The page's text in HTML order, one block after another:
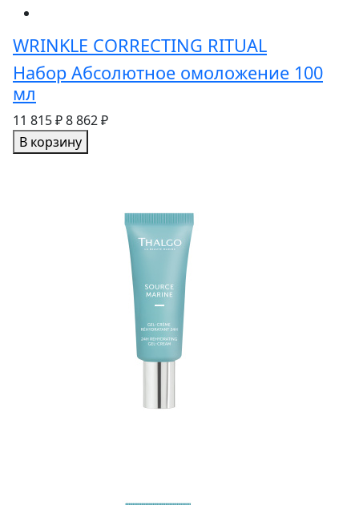
WRINKLE CORRECTING RITUAL
Набор Абсолютное омоложение 100
мл
11 815 ₽8 862 ₽
В корзину